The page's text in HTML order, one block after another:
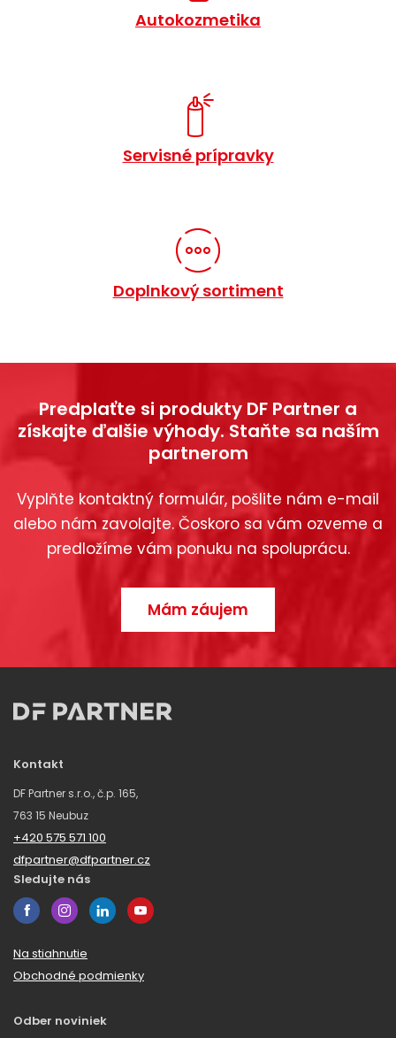
Autokozmetika
Servisné prípravky
Doplnkový sortiment
Predplaťte si produkty DF Partner a
získajte ďalšie výhody. Staňte sa naším
partnerom
Vyplňte kontaktný formulár, pošlite nám e-mail
alebo nám zavolajte. Čoskoro sa vám ozveme a
predložíme vám ponuku na spoluprácu.
Mám záujem
Kontakt
DF Partner s.r.o., č.p. 165,
763 15 Neubuz
+420 575 571 100
dfpartner@dfpartner.cz
Sledujte nás
Na stiahnutie
Obchodné podmienky
Odber noviniek